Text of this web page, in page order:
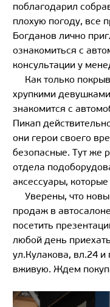
поблагодарил
плохую погоду, все
Богданов лично
ознакомиться с
консультации у
Как только
хрупкими
знакомится с
Пикап
они герои своего
безопасные. Тут же
отдела
аксессуары,
Уверены, что
продаж в
посетить
любой день
ул.Кулакова, вл.24
вживую. Ждем